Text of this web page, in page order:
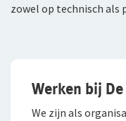
zowel op technisch als
Werken bij
We zijn als